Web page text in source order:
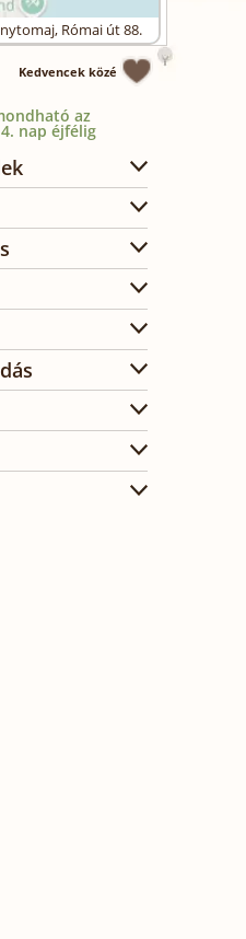
, Római út 88.
Kedvencek közé
október
CS
15 16
22 23
az
nap éjfélig